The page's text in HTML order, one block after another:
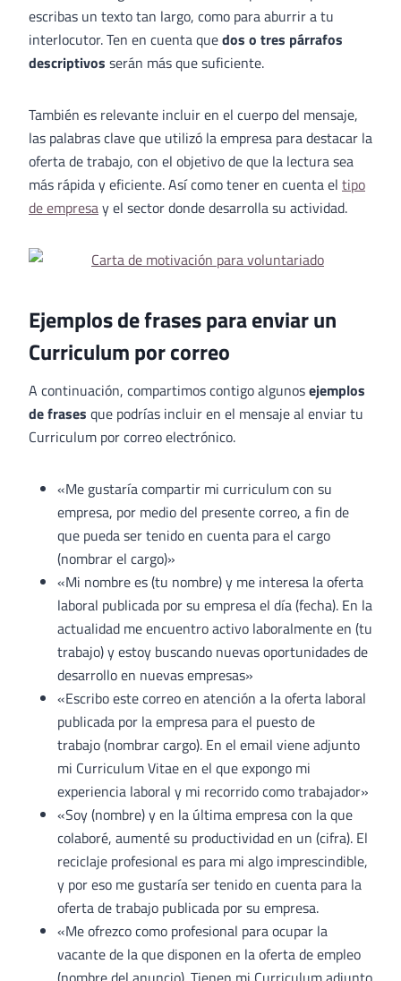
escribas un texto tan largo, como para aburrir a tu
interlocutor. Ten en cuenta quedos o tres párrafos
descriptivos serán más que suficiente.
También es relevante incluir en el cuerpo del mensaje,
las palabras clave que utilizó la empresa para destacar la
oferta de trabajo, con el objetivo de que la lectura sea
más rápida y eficiente. Así como tener en cuenta el tipo
de empresay el sector donde desarrolla su actividad.
Ejemplos de frases para enviar un
Curriculum por correo
A continuación, compartimos contigo algunosejemplos
de frases que podrías incluir en el mensaje al enviar tu
Curriculum por correo electrónico.
«Me gustaría compartir mi curriculum con su
empresa, por medio del presente correo, a fin de
que pueda ser tenido en cuenta para el cargo
(nombrar el cargo)»
«Mi nombre es (tu nombre) y me interesa la oferta
laboral publicada por su empresa el día (fecha). En la
actualidad me encuentro activo laboralmente en (tu
trabajo) y estoy buscando nuevas oportunidades de
desarrollo en nuevas empresas»
«Escribo este correo en atención a la oferta laboral
publicada por la empresa para el puesto de
trabajo (nombrar cargo). En el email viene adjunto
mi Curriculum Vitae en el que expongo mi
experiencia laboral y mi recorrido como trabajador»
«Soy (nombre) y en la última empresa con la que
colaboré, aumenté su productividad en un (cifra). El
reciclaje profesional es para mi algo imprescindible,
y por eso me gustaría ser tenido en cuenta para la
oferta de trabajo publicada por su empresa.
«Me ofrezco como profesional para ocupar la
vacante de la que disponen en la oferta de empleo